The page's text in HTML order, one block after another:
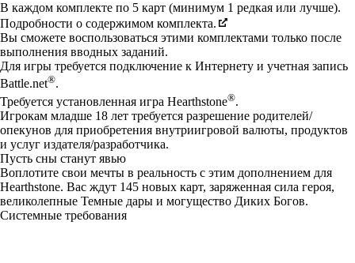
Available actions
В каждом комплекте по 5 карт (минимум 1 редкая или лучше).
Подробности о содержимом комплекта.
Вы сможете воспользоваться этими комплектами только после
выполнения вводных заданий.
Для игры требуется подключение к Интернету и учетная запись
Battle.net®.
Требуется установленная игра Hearthstone®.
Игрокам младше 18 лет требуется разрешение родителей/
опекунов для приобретения внутриигровой валюты, продуктов
и услуг издателя/разработчика.
Пусть сны станут явью
Воплотите свои мечты в реальность с этим дополнением для
Hearthstone. Вас ждут 145 новых карт, заряженная сила героя,
великолепные Темные дары и могущество Диких Богов.
Системные требования